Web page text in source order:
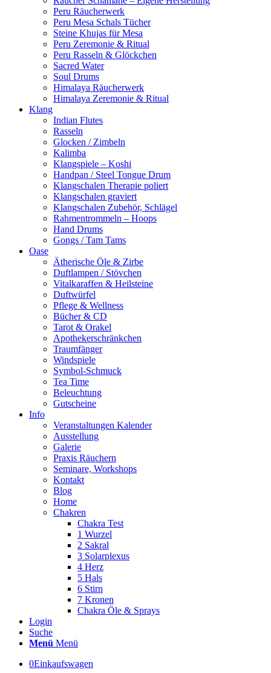
Peru Räucherwerk
Peru Mesa Schals Tücher
Steine Khujas für Mesa
Peru Zeremonie & Ritual
Peru Rasseln & Glöckchen
Sacred Water
Soul Drums
Himalaya Räucherwerk
Himalaya Zeremonie & Ritual
Klang
Indian Flutes
Rasseln
Glocken / Zimbeln
Kalimba
Klangspiele – Koshi
Handpan / Steel Tongue Drum
Klangschalen Therapie poliert
Klangschalen graviert
Klangschalen Zubehör, Schlägel
Rahmentrommeln – Hoops
Hand Drums
Gongs / Tam Tams
Oase
Ätherische Öle & Zirbe
Duftlampen / Stövchen
Vitalkaraffen & Heilsteine
Duftwürfel
Pflege & Wellness
Bücher & CD
Tarot & Orakel
Apothekerschränkchen
Traumfänger
Windspiele
Symbol-Schmuck
Tea Time
Beleuchtung
Gutscheine
Info
Veranstaltungen Kalender
Ausstellung
Galerie
Praxis Räuchern
Seminare, Workshops
Kontakt
Blog
Home
Chakren
Chakra Test
1 Wurzel
2 Sakral
3 Solarplexus
4 Herz
5 Hals
6 Stirn
7 Kronen
Chakra Öle & Sprays
Login
Suche
Menü Menü
0Einkaufswagen